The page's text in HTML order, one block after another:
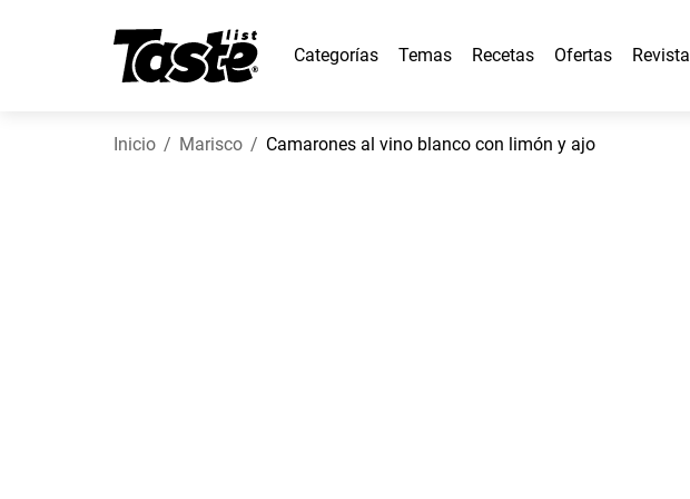
Categorías Temas Recetas Ofertas Revista
Inicio Marisco Camarones al vino blanco con limón y ajo